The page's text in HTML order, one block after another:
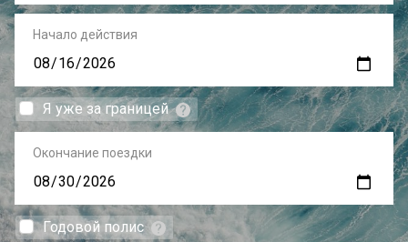
Начало действия
Я уже за границей
Окончание поездки
Годовой полис